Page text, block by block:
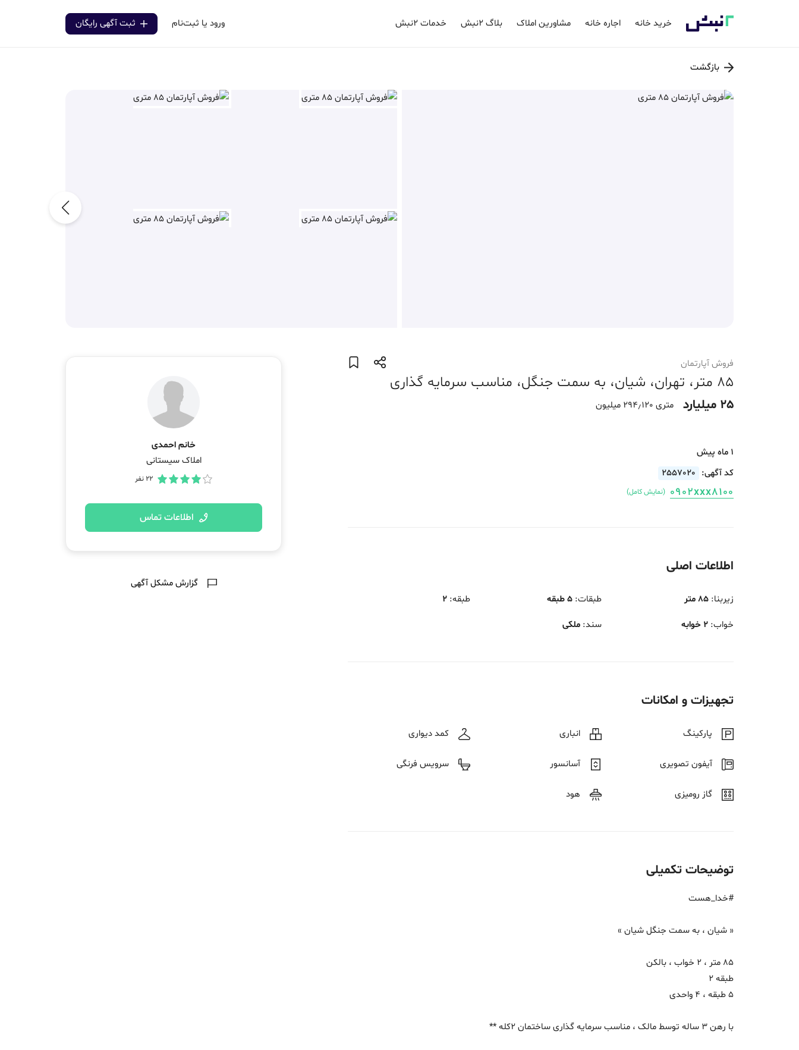
خرید خانه اجاره خانه مشاورین املاک بلاگ ۲نبش خدمات ۲نبش ورود یا ثبت‌نام ثبت آگهی رایگان
بازگشت
فروش آپارتمان
85 متر، تهران، شیان، به سمت جنگل، مناسب سرمایه گذاری
25 میلیارد متری 294٫120 میلیون
1 ماه پیش
کد آگهی: 2557020
0902xxx8100 (نمایش کامل)
اطلاعات اصلی
زیربنا: 85 متر طبقات: 5 طبقه طبقه:
2
خواب: 2 خوابه سند: ملکی
تجهیزات و امکانات
پارکینگ انباری کمد دیواری
آیفون تصویری آسانسور سرویس فرنگی
گاز رومیزی هود
توضیحات تکمیلی
#خدا_هست
« شیان ، به سمت جنگل شیان »
85 متر ، 2 خواب ، بالکن
طبقه 2
5 طبقه ، 4 واحدی
با رهن 3 ساله توسط مالک ، مناسب سرمایه گذاری ساختمان 2کله **
خانم احمدی
املاک سیستانی
22 نفر
اطلاعات تماس
گزارش مشکل آگهی